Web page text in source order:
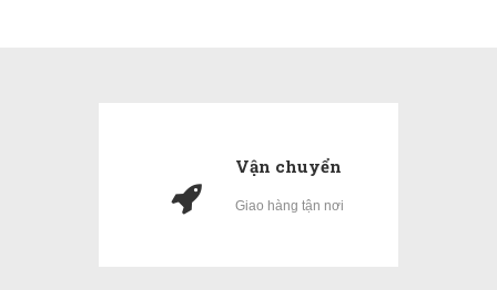
Vận chuyển
Giao hàng tận nơi